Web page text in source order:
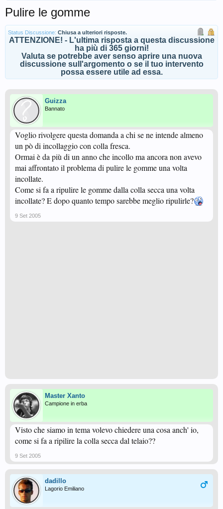
Pulire le gomme
Status Discussione: Chiusa a ulteriori risposte.
ATTENZIONE! - L'ultima risposta a questa discussione
ha più di 365 giorni!
Valuta se potrebbe aver senso aprire una nuova
discussione sull'argomento o se il tuo intervento
possa essere utile ad essa.
Guizza
Bannato
Voglio rivolgere questa domanda a chi se ne intende almeno
un pò di incollaggio con colla fresca.
Ormai è da più di un anno che incollo ma ancora non avevo
mai affrontato il problema di pulire le gomme una volta
incollate.
Come si fa a ripulire le gomme dalla colla secca una volta
incollate? E dopo quanto tempo sarebbe meglio ripulirle?
9 Set 2005
Master Xanto
Campione in erba
Visto che siamo in tema volevo chiedere una cosa anch' io,
come si fa a ripilire la colla secca dal telaio??
9 Set 2005
dadillo
Lagorio Emiliano